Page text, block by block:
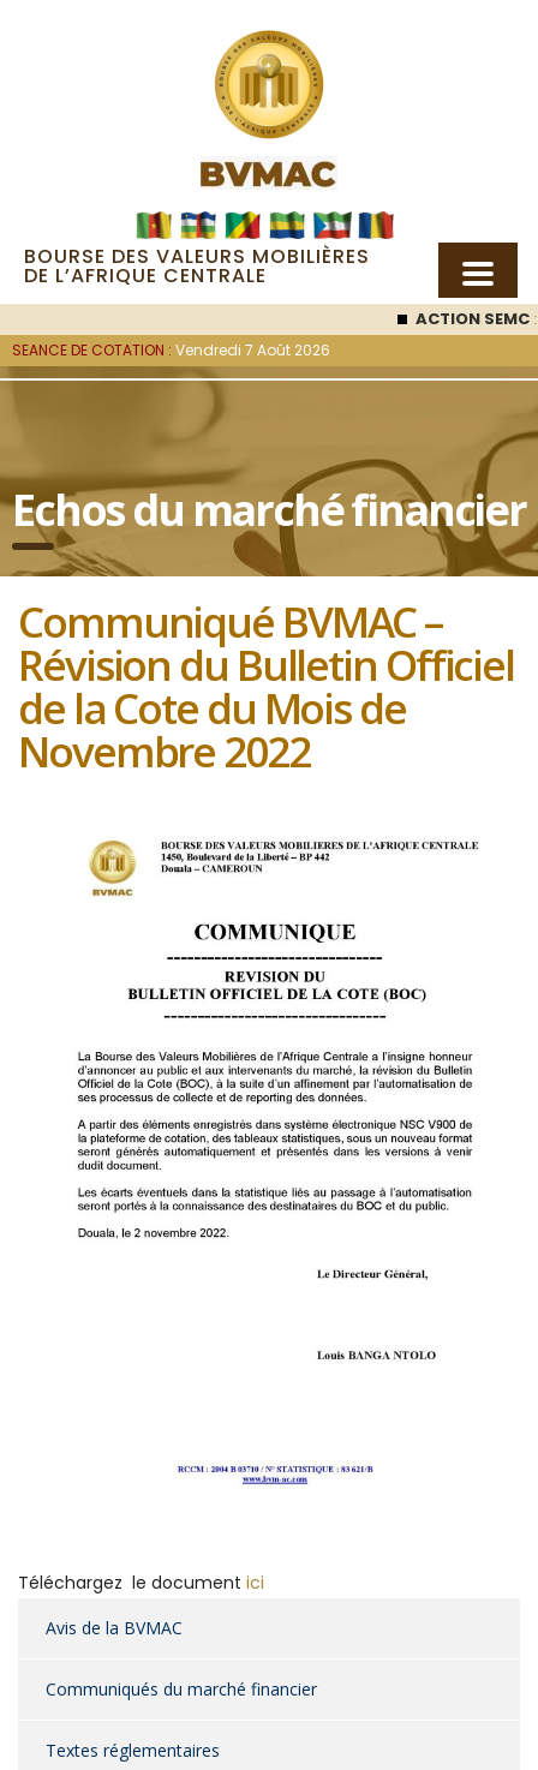
BOURSE DES VALEURS MOBILIÈRES
DE L’AFRIQUE CENTRALE
ACTION SEMC:
SEANCE DE COTATION : Vendredi 7 Août 2026
Echos du marché financier
Communiqué BVMAC –
Révision du Bulletin Officiel
de la Cote du Mois de
Novembre 2022
Téléchargez le document ici
Avis de la BVMAC
Communiqués du marché financier
Textes réglementaires